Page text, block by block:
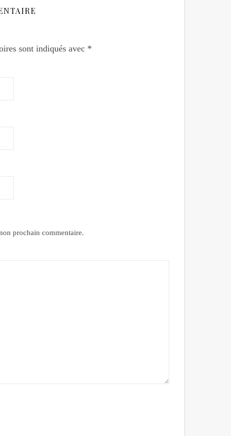
sont indiqués avec *
prochain commentaire.